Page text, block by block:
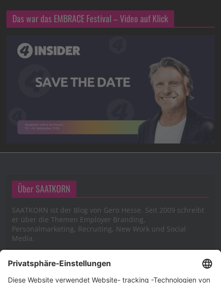
Das war das EMBRACE Festival – Video auf Klick
Über SAATKORN
SAATKORN ist der Blog von Gero Hesse. Seit 2009 schreibt
er über die Themen Employer Branding,
Personalmarketing, Recruiting, New Work und Social
Media.